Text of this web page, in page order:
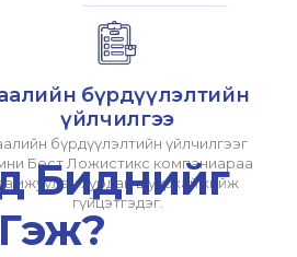
бүрдүүлэлтийн
үйлчилгээ
бүрдүүлэлтийн үйлчилгээг
Бест Ложистикс компаниараа
хурдан шуурхай хийж
гүйцэтгэдэг.
Биднийг
Гэж?